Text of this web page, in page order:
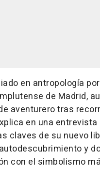
en antropología
de Madrid,
aventurero tras
en una entrevista
claves de su nuevo
y
con el simbolismo